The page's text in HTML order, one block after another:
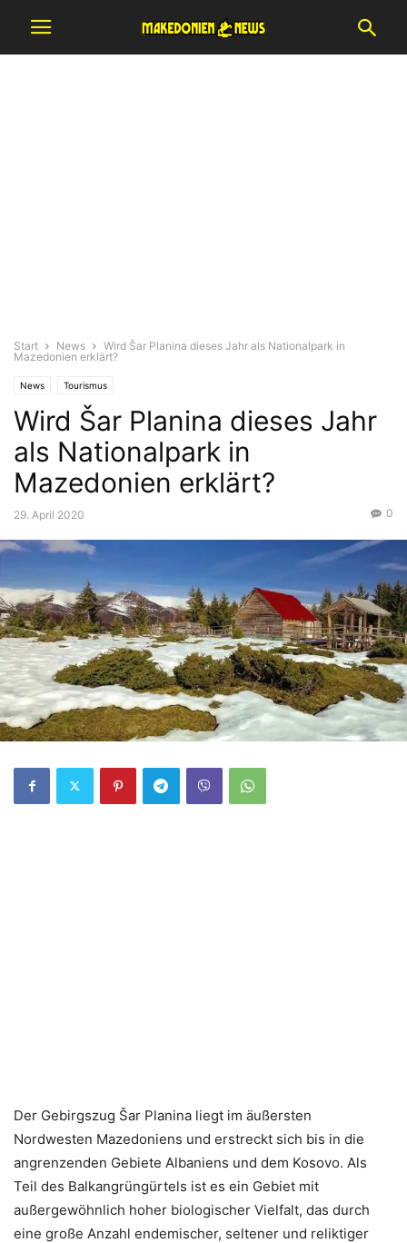
Start News
Wird Šar Planina dieses Jahr als Nationalpark in
Mazedonien erklärt?
News Tourismus
Wird Šar Planina dieses Jahr
als Nationalpark in
Mazedonien erklärt?
29. April 2020 0
Der Gebirgszug Šar Planina liegt im äußersten
Nordwesten Mazedoniens und erstreckt sich bis in die
angrenzenden Gebiete Albaniens und dem Kosovo. Als
Teil des Balkangrüngürtels ist es ein Gebiet mit
außergewöhnlich hoher biologischer Vielfalt, das durch
eine große Anzahl endemischer, seltener und reliktiger